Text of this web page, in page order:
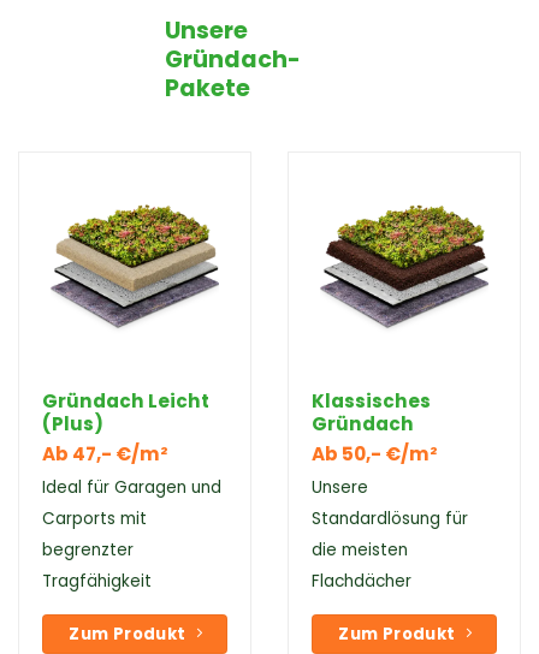
Unsere
Gründach-
Pakete
Gründach Leicht
(Plus)
Ab 47,- €/m²
Ideal für Garagen und
Carports mit
begrenzter
Tragfähigkeit
Zum Produkt
Klassisches
Gründach
Ab 50,- €/m²
Unsere
Standardlösung für
die meisten
Flachdächer
Zum Produkt